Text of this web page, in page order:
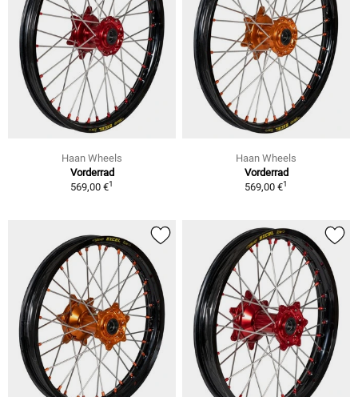
Haan Wheels
Vorderrad
569,00 €1
Haan Wheels
Vorderrad
569,00 €1